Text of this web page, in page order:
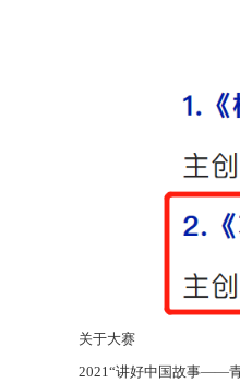
关于大赛
2021“讲好中国故事——